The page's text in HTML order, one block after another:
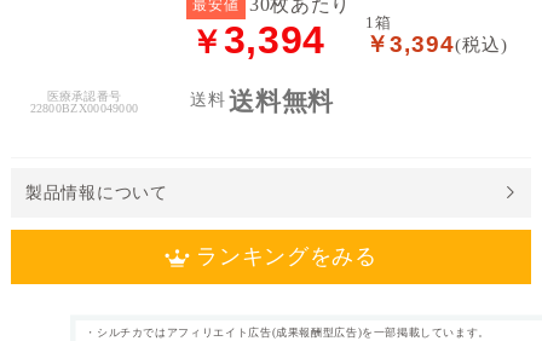
医療承認番号
22800BZX00049000
製品情報について
送料送料無料
最安値 30枚あたり
￥3,394 1箱
￥3,394(税込)
ランキングをみる
・シルチカではアフィリエイト広告(成果報酬型広告)を一部掲載しています。
処
ん